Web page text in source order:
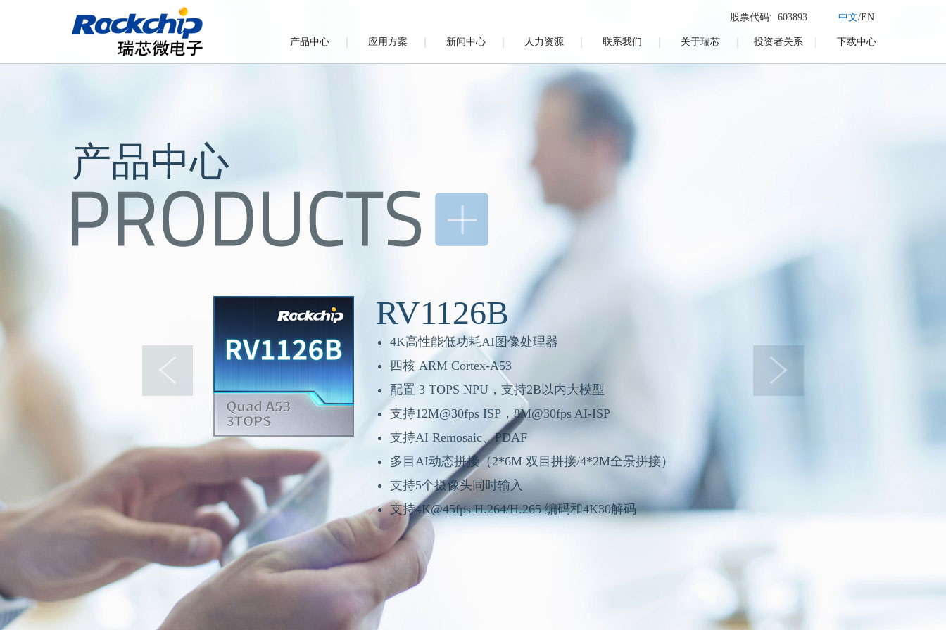
股票代码: 603893 中文/EN
产品中心 应用方案 新闻中心 人力资源 联系我们 关于瑞芯 投资者关系 下载中心
产品中心
RV1103B
4K超低功耗AI图像处理器
内置 0.5 TOPS NPU，支持丰富的视觉算法
领先的图像效果，增强夜视去噪，支持黑光AI-ISP
支持超级编码，高画质，低码率
优秀的音频效果，支持AI降噪，去啸叫，AI语音识别
高性能低内存超低功耗
支持常电、快起